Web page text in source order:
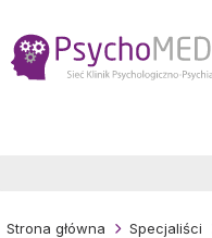
treści
Strona główna
Specjaliści